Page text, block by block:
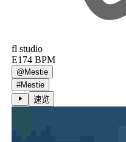
fl studio
E174BPM
@ Mestie
#Mestie
速览